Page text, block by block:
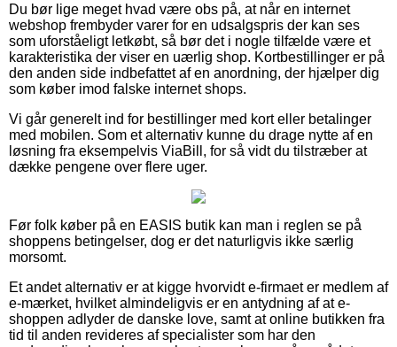
Du bør lige meget hvad være obs på, at når en internet
webshop frembyder varer for en udsalgspris der kan ses
som uforståeligt letkøbt, så bør det i nogle tilfælde være et
karakteristika der viser en uærlig shop. Kortbestillinger er på
den anden side indbefattet af en anordning, der hjælper dig
som køber imod falske internet shops.
Vi går generelt ind for bestillinger med kort eller betalinger
med mobilen. Som et alternativ kunne du drage nytte af en
løsning fra eksempelvis ViaBill, for så vidt du tilstræber at
dække pengene over flere uger.
Før folk køber på en EASIS butik kan man i reglen se på
shoppens betingelser, dog er det naturligvis ikke særlig
morsomt.
Et andet alternativ er at kigge hvorvidt e-firmaet er medlem af
e-mærket, hvilket almindeligvis er en antydning af at e-
shoppen adlyder de danske love, samt at online butikken fra
tid til anden revideres af specialister som har den